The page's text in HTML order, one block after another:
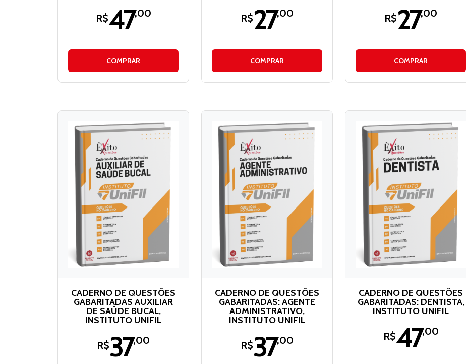
R$47,00
COMPRAR
R$27,00
COMPRAR
R$27,00
COMPRAR
CADERNO DE QUESTÕES
GABARITADAS AUXILIAR
DE SAÚDE BUCAL,
INSTITUTO UNIFIL
R$37,00
CADERNO DE QUESTÕES
GABARITADAS: AGENTE
ADMINISTRATIVO,
INSTITUTO UNIFIL
R$37,00
CADERNO DE QUESTÕES
GABARITADAS: DENTISTA,
INSTITUTO UNIFIL
R$47,00